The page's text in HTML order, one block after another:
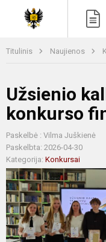
Titulinis Naujienos
Užsienio
konkurso
Paskelbė : Vilma Juškienė
Paskelbta: 2026-04-30
Kategorija: Konkursai